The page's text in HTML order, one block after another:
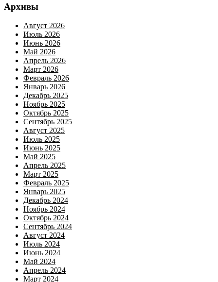
Архивы
Август 2026
Июль 2026
Июнь 2026
Май 2026
Апрель 2026
Март 2026
Февраль 2026
Январь 2026
Декабрь 2025
Ноябрь 2025
Октябрь 2025
Сентябрь 2025
Август 2025
Июль 2025
Июнь 2025
Май 2025
Апрель 2025
Март 2025
Февраль 2025
Январь 2025
Декабрь 2024
Ноябрь 2024
Октябрь 2024
Сентябрь 2024
Август 2024
Июль 2024
Июнь 2024
Май 2024
Апрель 2024
Март 2024